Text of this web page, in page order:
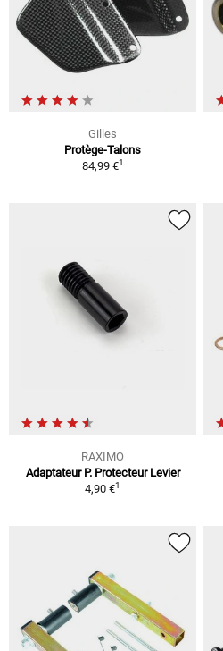
Gilles
Protège-Talons
84,99 €1
RAXIMO
Adaptateur P. Protecteur Levier
4,90 €1